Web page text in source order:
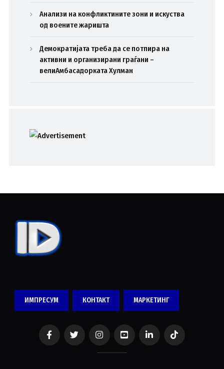
Анализи на конфликтините зони и искуства
од воените жаришта
Демократијата треба да се потпира на
активни и организирани граѓани –
велиАмбасадорката Хулман
ИМПРЕСУМ КОНТАКТ МАРКЕТИНГ